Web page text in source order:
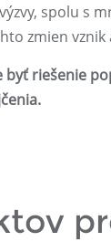
spolu s
zmien vznik
byť riešenie